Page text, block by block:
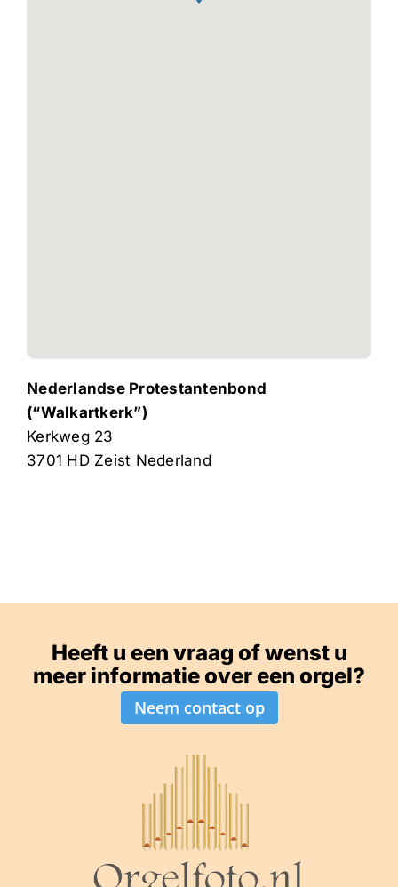
Nederlandse Protestantenbond
(“Walkartkerk”)
Kerkweg 23
3701 HD Zeist Nederland
Heeft u een vraag of wenst u
meer informatie over een orgel?
Neem contact op